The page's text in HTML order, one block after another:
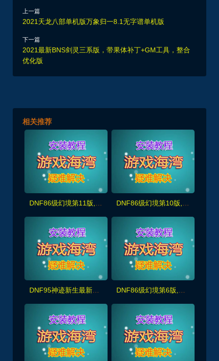
上一篇
2021天龙八部单机版万象归一8.1无字谱单机版
下一篇
2021最新BNS剑灵三系版，带果体补丁+GM工具，整合
优化版
相关推荐
DNF95神迹新生最新版，5转真14键镶嵌,宽屏，修复完善且耐玩+GM+安装视频教程